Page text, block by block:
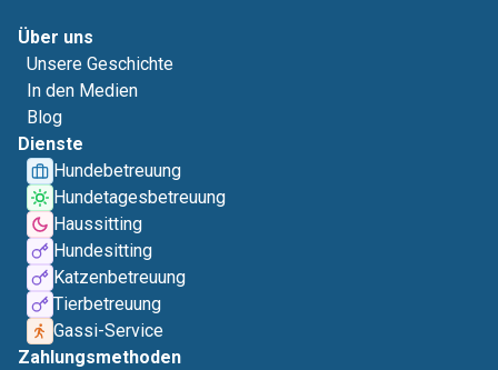
Über uns
Unsere Geschichte
In den Medien
Blog
Dienste
Hundebetreuung
Hundetagesbetreuung
Haussitting
Hundesitting
Katzenbetreuung
Tierbetreuung
Gassi-Service
Zahlungsmethoden